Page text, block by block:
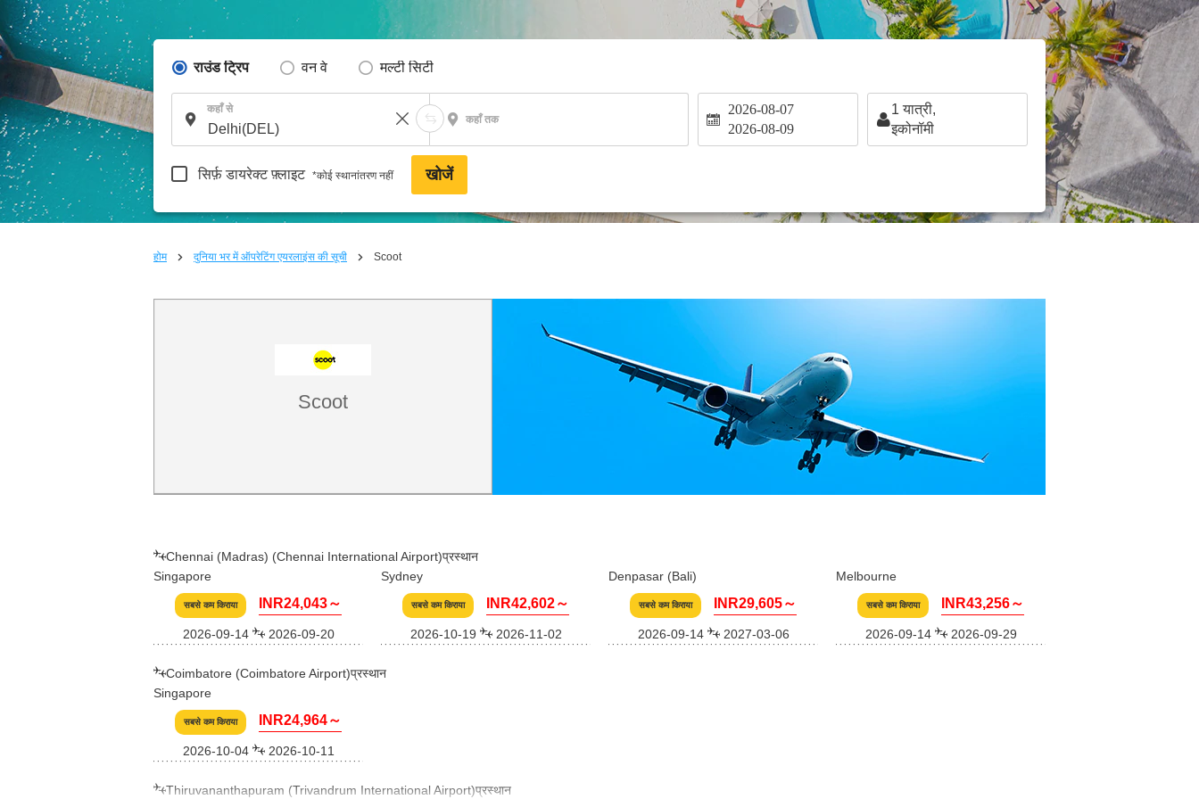
राउंड ट्रिप वन वे मल्टी सिटी
कहाँ से
कहाँ तक
2026-08-07
2026-08-09
1 यात्री,
इकोनॉमी
सिर्फ़ डायरेक्ट फ़्लाइट *कोई स्थानांतरण नहीं खोजें
होम दुनिया भर में ऑपरेटिंग एयरलाइंस की सूची Scoot
Scoot
Chennai (Madras) (Chennai International Airport)प्रस्थान
Singapore
सबसे कम किराया INR24,043～
2026-09-14 2026-09-20
Sydney
सबसे कम किराया INR42,602～
2026-10-19 2026-11-02
Denpasar (Bali)
सबसे कम किराया INR29,605～
2026-09-14 2027-03-06
Melbourne
सबसे कम किराया INR43,256～
2026-09-14 2026-09-29
Coimbatore (Coimbatore Airport)प्रस्थान
Singapore
सबसे कम किराया INR24,964～
2026-10-04 2026-10-11
Thiruvananthapuram (Trivandrum International Airport)प्रस्थान